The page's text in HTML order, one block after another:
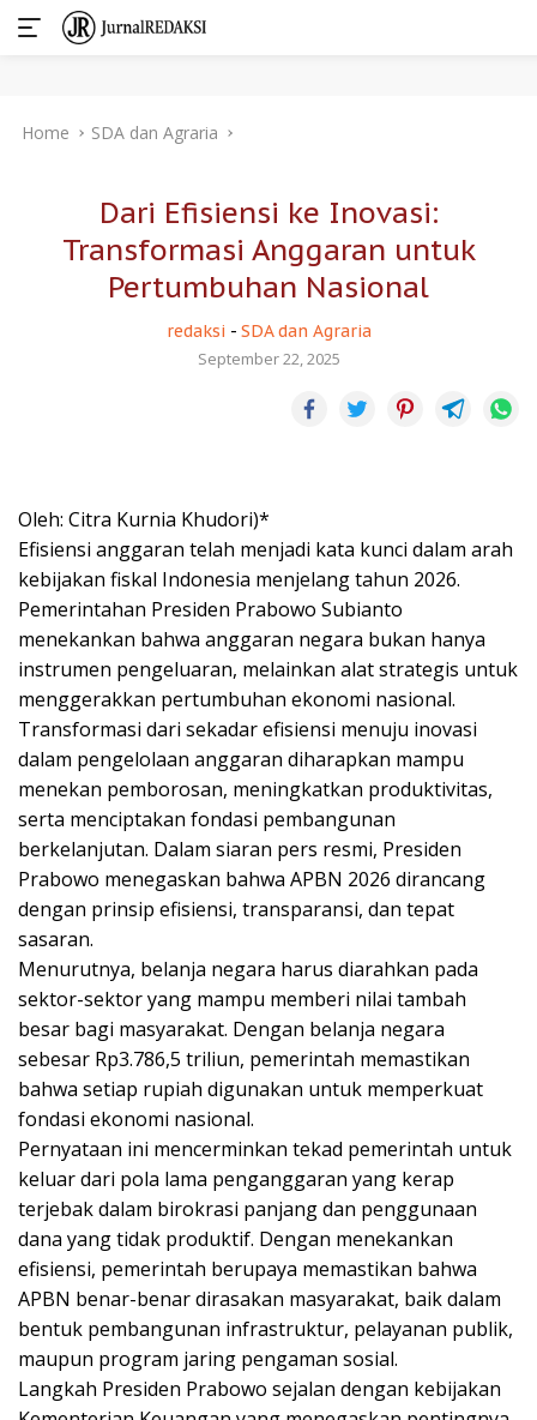
Home SDA dan Agraria
Dari Efisiensi ke Inovasi:
Transformasi Anggaran untuk
Pertumbuhan Nasional
redaksi - SDA dan Agraria
September 22, 2025
Oleh: Citra Kurnia Khudori)*
Efisiensi anggaran telah menjadi kata kunci dalam arah
kebijakan fiskal Indonesia menjelang tahun 2026.
Pemerintahan Presiden Prabowo Subianto
menekankan bahwa anggaran negara bukan hanya
instrumen pengeluaran, melainkan alat strategis untuk
menggerakkan pertumbuhan ekonomi nasional.
Transformasi dari sekadar efisiensi menuju inovasi
dalam pengelolaan anggaran diharapkan mampu
menekan pemborosan, meningkatkan produktivitas,
serta menciptakan fondasi pembangunan
berkelanjutan. Dalam siaran pers resmi, Presiden
Prabowo menegaskan bahwa APBN 2026 dirancang
dengan prinsip efisiensi, transparansi, dan tepat
sasaran.
Menurutnya, belanja negara harus diarahkan pada
sektor-sektor yang mampu memberi nilai tambah
besar bagi masyarakat. Dengan belanja negara
sebesar Rp3.786,5 triliun, pemerintah memastikan
bahwa setiap rupiah digunakan untuk memperkuat
fondasi ekonomi nasional.
Pernyataan ini mencerminkan tekad pemerintah untuk
keluar dari pola lama penganggaran yang kerap
terjebak dalam birokrasi panjang dan penggunaan
dana yang tidak produktif. Dengan menekankan
efisiensi, pemerintah berupaya memastikan bahwa
APBN benar-benar dirasakan masyarakat, baik dalam
bentuk pembangunan infrastruktur, pelayanan publik,
maupun program jaring pengaman sosial.
Langkah Presiden Prabowo sejalan dengan kebijakan